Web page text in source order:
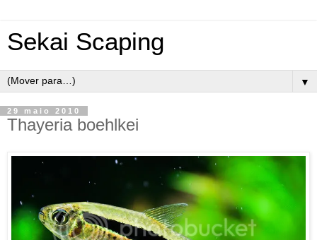
Sekai Scaping
▼
29 maio 2010
Thayeria boehlkei